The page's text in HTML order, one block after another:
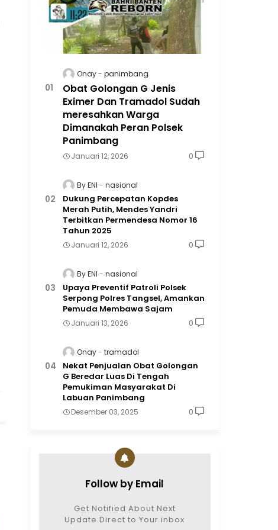
Onay panimbang
Obat Golongan G Jenis
Eximer Dan Tramadol Sudah
meresahkan Warga
Dimanakah Peran Polsek
Panimbang
Januari 12, 2026 0
By ENI nasional
Dukung Percepatan Kopdes
Merah Putih, Mendes Yandri
Terbitkan Permendesa Nomor 16
Tahun 2025
Januari 12, 2026 0
By ENI nasional
Upaya Preventif Patroli Polsek
Serpong Polres Tangsel, Amankan
Pemuda Membawa Sajam
Januari 13, 2026 0
Onay tramadol
Nekat Penjualan Obat Golongan
G Beredar Luas Di Tengah
Pemukiman Masyarakat Di
Labuan Panimbang
Desember 03, 2025 0
Follow by Email
Get Notified About Next
Update Direct to Your inbox